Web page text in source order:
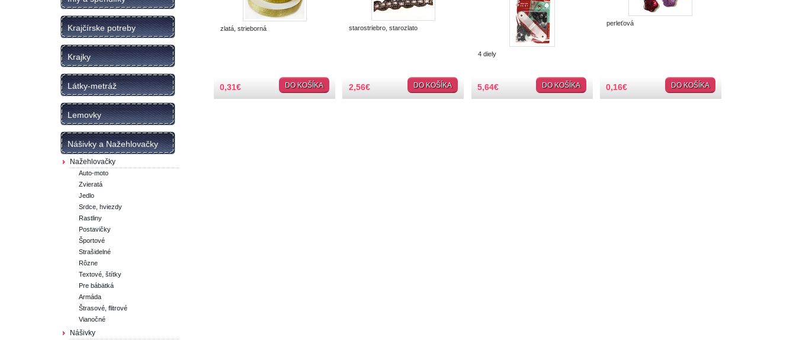
Krajčírske potreby
Krajky
Látky-metráž
Lemovky
Nášivky a Nažehlovačky
Nažehlovačky
Auto-moto
Zvieratá
Jedlo
Srdce, hviezdy
Rastliny
Postavičky
Športové
Strašidelné
Rôzne
Textové, štítky
Pre bábätká
Armáda
Štrasové, flitrové
Vianočné
Nášivky
zlatá, strieborná
0,31€ DO KOŠÍKA
starostriebro, starozlato
2,56€ DO KOŠÍKA
4 diely
5,64€ DO KOŠÍKA
perleťová
0,16€ DO KOŠÍKA